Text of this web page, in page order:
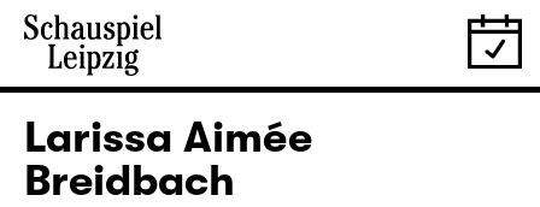
Larissa Aimée
Breidbach